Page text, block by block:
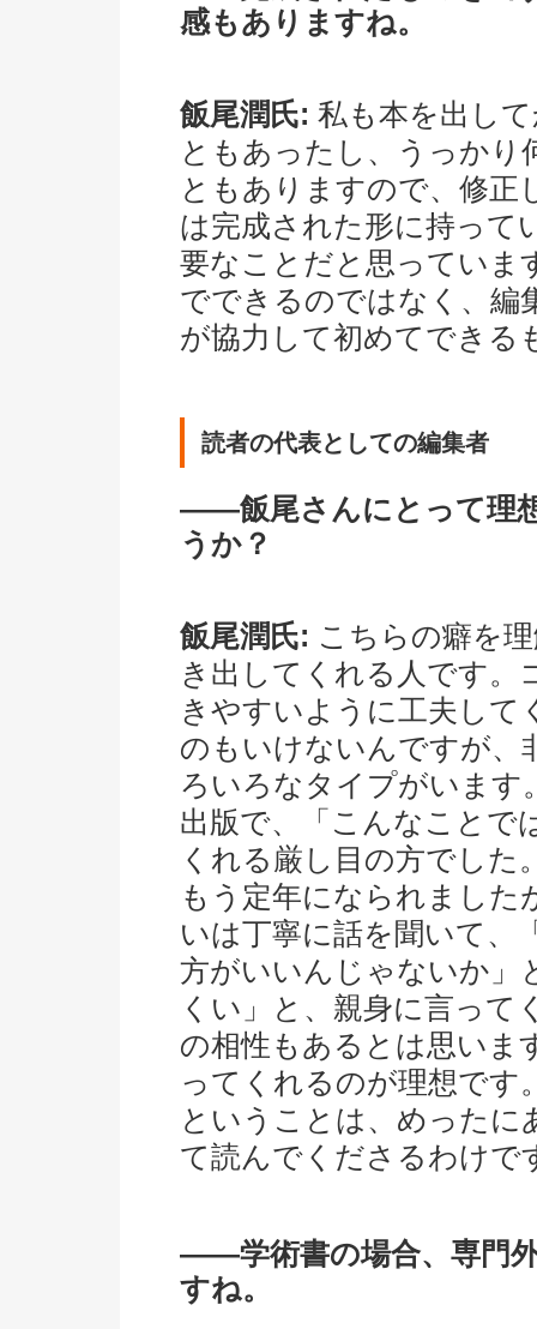
感もありますね。
飯尾潤氏: 私も本を出し
ともあったし、うっか
ともありますので、修
は完成された形に持って
要なことだと思っていま
でできるのではなく、編
が協力して初めてできる
読者の代表としての編集者
――飯尾さんにとって理
うか？
飯尾潤氏: こちらの癖を
き出してくれる人です。
きやすいように工夫し
のもいけないんですが、
ろいろなタイプがいます
出版で、「こんなことで
くれる厳し目の方でした
もう定年になられました
いは丁寧に話を聞いて、
方がいいんじゃないか」
くい」と、親身に言って
の相性もあるとは思いま
ってくれるのが理想です
ということは、めったに
て読んでくださるわけで
――学術書の場合、専門
すね。